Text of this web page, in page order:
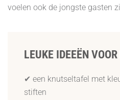
voelen ook de jongste gasten
LEUKE IDEEËN
✔ een knutseltafel met
stiften